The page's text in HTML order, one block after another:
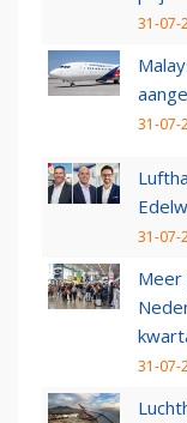
31-07-
31-07-
31-07-
Meer
31-07-